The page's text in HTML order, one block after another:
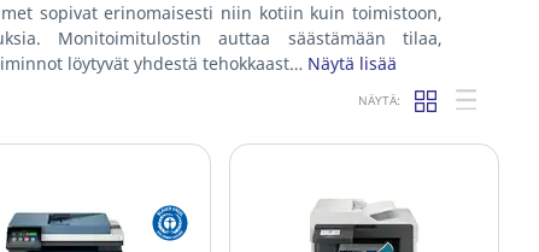
sopivat erinomaisesti niin kotiin kuin toimistoon,
Monitoimitulostin auttaa säästämään tilaa,
löytyvät yhdestä tehokkaast… Näytä lisää
NÄYTÄ: